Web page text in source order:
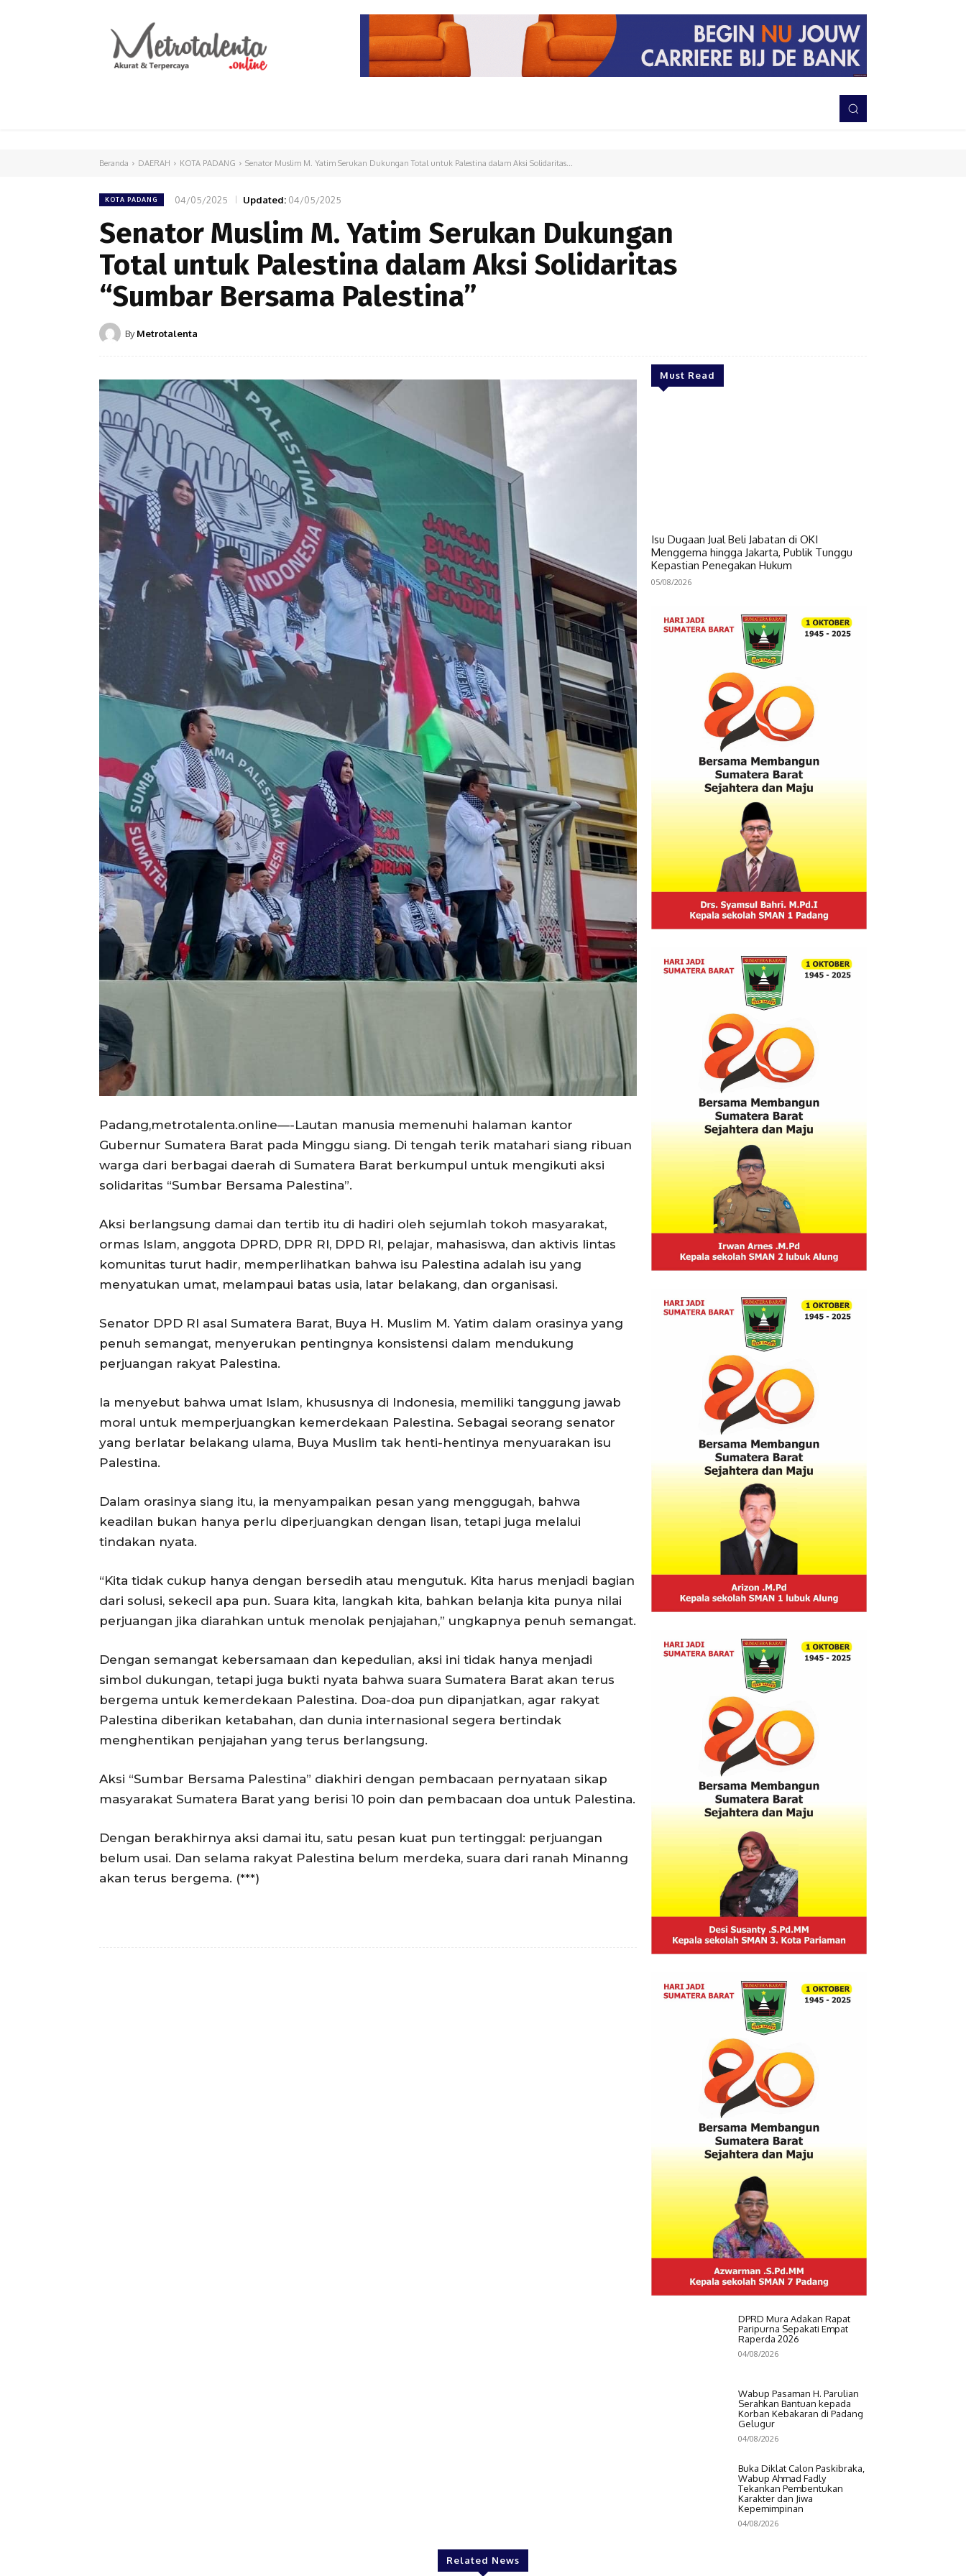
TNI-POLRI
Beranda DAERAH KOTA PADANG Senator Muslim M. Yatim Serukan Dukungan Total untuk Palestina dalam Aksi Solidaritas...
KOTA PADANG 04/05/2025 Updated: 04/05/2025
Senator Muslim M. Yatim Serukan Dukungan
Total untuk Palestina dalam Aksi Solidaritas
“Sumbar Bersama Palestina”
By Metrotalenta
Padang,metrotalenta.online—-Lautan manusia memenuhi halaman kantor
Gubernur Sumatera Barat pada Minggu siang. Di tengah terik matahari siang ribuan
warga dari berbagai daerah di Sumatera Barat berkumpul untuk mengikuti aksi
solidaritas “Sumbar Bersama Palestina”.
Aksi berlangsung damai dan tertib itu di hadiri oleh sejumlah tokoh masyarakat,
ormas Islam, anggota DPRD, DPR RI, DPD RI, pelajar, mahasiswa, dan aktivis lintas
komunitas turut hadir, memperlihatkan bahwa isu Palestina adalah isu yang
menyatukan umat, melampaui batas usia, latar belakang, dan organisasi.
Senator DPD RI asal Sumatera Barat, Buya H. Muslim M. Yatim dalam orasinya yang
penuh semangat, menyerukan pentingnya konsistensi dalam mendukung
perjuangan rakyat Palestina.
Ia menyebut bahwa umat Islam, khususnya di Indonesia, memiliki tanggung jawab
moral untuk memperjuangkan kemerdekaan Palestina. Sebagai seorang senator
yang berlatar belakang ulama, Buya Muslim tak henti-hentinya menyuarakan isu
Palestina.
Dalam orasinya siang itu, ia menyampaikan pesan yang menggugah, bahwa
keadilan bukan hanya perlu diperjuangkan dengan lisan, tetapi juga melalui
tindakan nyata.
“Kita tidak cukup hanya dengan bersedih atau mengutuk. Kita harus menjadi bagian
dari solusi, sekecil apa pun. Suara kita, langkah kita, bahkan belanja kita punya nilai
perjuangan jika diarahkan untuk menolak penjajahan,” ungkapnya penuh semangat.
Dengan semangat kebersamaan dan kepedulian, aksi ini tidak hanya menjadi
simbol dukungan, tetapi juga bukti nyata bahwa suara Sumatera Barat akan terus
bergema untuk kemerdekaan Palestina. Doa-doa pun dipanjatkan, agar rakyat
Palestina diberikan ketabahan, dan dunia internasional segera bertindak
menghentikan penjajahan yang terus berlangsung.
Aksi “Sumbar Bersama Palestina” diakhiri dengan pembacaan pernyataan sikap
masyarakat Sumatera Barat yang berisi 10 poin dan pembacaan doa untuk Palestina.
Dengan berakhirnya aksi damai itu, satu pesan kuat pun tertinggal: perjuangan
belum usai. Dan selama rakyat Palestina belum merdeka, suara dari ranah Minanng
akan terus bergema. (***)
Must Read
Isu Dugaan Jual Beli Jabatan di OKI
Menggema hingga Jakarta, Publik Tunggu
Kepastian Penegakan Hukum
05/08/2026
DPRD Mura Adakan Rapat
Paripurna Sepakati Empat
Raperda 2026
04/08/2026
Wabup Pasaman H. Parulian
Serahkan Bantuan kepada
Korban Kebakaran di Padang
Gelugur
04/08/2026
Buka Diklat Calon Paskibraka,
Wabup Ahmad Fadly
Tekankan Pembentukan
Karakter dan Jiwa
Kepemimpinan
04/08/2026
Related News